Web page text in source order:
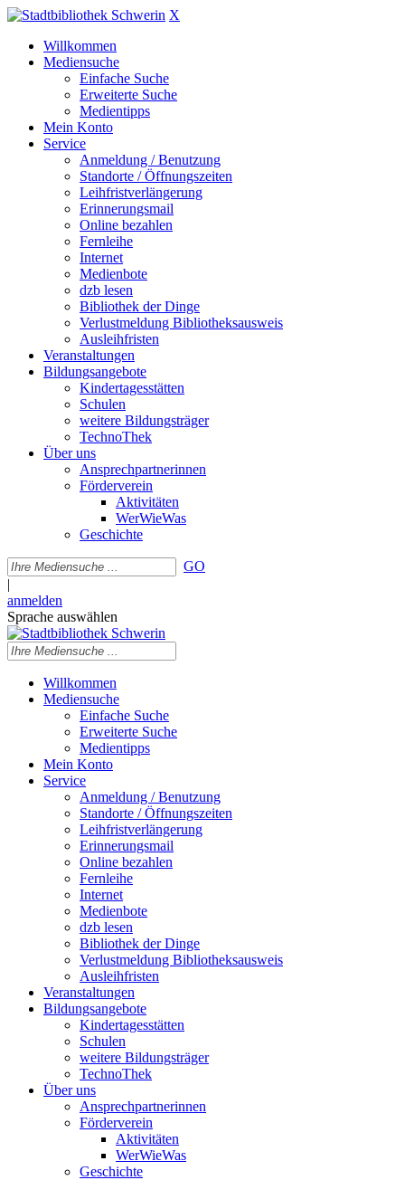
X
Willkommen
Mediensuche
Einfache Suche
Erweiterte Suche
Medientipps
Mein Konto
Service
Anmeldung / Benutzung
Standorte / Öffnungszeiten
Leihfristverlängerung
Erinnerungsmail
Online bezahlen
Fernleihe
Internet
Medienbote
dzb lesen
Bibliothek der Dinge
Verlustmeldung Bibliotheksausweis
Ausleihfristen
Veranstaltungen
Bildungsangebote
Kindertagesstätten
Schulen
weitere Bildungsträger
TechnoThek
Über uns
Ansprechpartnerinnen
Förderverein
Aktivitäten
WerWieWas
Geschichte
GO
|
anmelden
Sprache auswählen
Willkommen
Mediensuche
Einfache Suche
Erweiterte Suche
Medientipps
Mein Konto
Service
Anmeldung / Benutzung
Standorte / Öffnungszeiten
Leihfristverlängerung
Erinnerungsmail
Online bezahlen
Fernleihe
Internet
Medienbote
dzb lesen
Bibliothek der Dinge
Verlustmeldung Bibliotheksausweis
Ausleihfristen
Veranstaltungen
Bildungsangebote
Kindertagesstätten
Schulen
weitere Bildungsträger
TechnoThek
Über uns
Ansprechpartnerinnen
Förderverein
Aktivitäten
WerWieWas
Geschichte